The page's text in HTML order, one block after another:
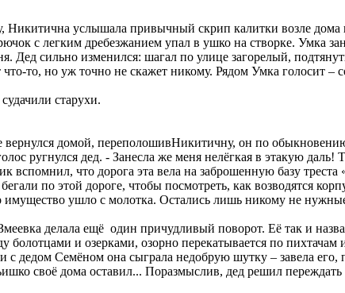
Никитична услышала привычный скрип калитки возле
с легким дребезжанием упал в ушко на створке. Умка
Дед сильно изменился: шагал по улице загорелый,
то, но уж точно не скажет никому. Рядом Умка голосит –
старухи.
домой, переполошивНикитичну, он по
ругнулся дед. - Занесла же меня нелёгкая в этакую
вспомнил, что дорога эта вела на заброшенную базу
по этой дороге, чтобы посмотреть, как возводятся
имущество ушло с молотка. Остались лишь никому не
делала ещё один причудливый поворот. Её так и
болотцами и озерками, озорно перекатывается по
с дедом Семёном она сыграла недобрую шутку – завела
своё дома оставил... Поразмыслив, дед решил